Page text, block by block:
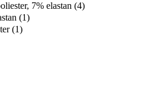
7% elastan (4)
(1)
(1)